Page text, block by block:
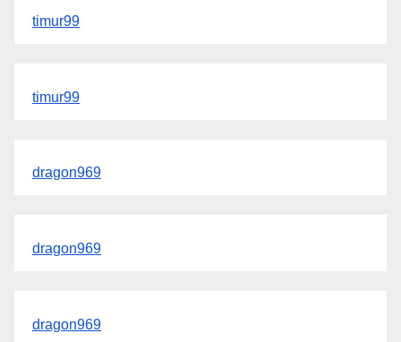
timur99
timur99
dragon969
dragon969
dragon969